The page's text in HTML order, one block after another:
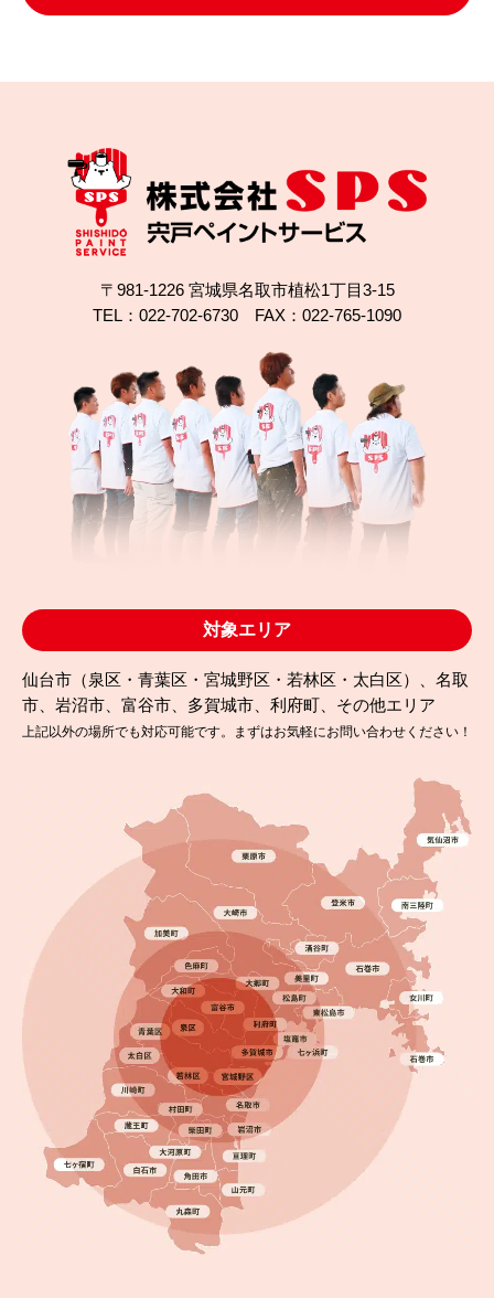
2025.10.04
ガルバリウム屋根は塗装できる？名取市植松の無機
塗装事例
完成日 2025.09.19
一条工務店の外壁塗装は必要？名取市で塗り替え工
事を行いました！
〒981-1226 宮城県名取市植松1丁目3-15
TEL：022-702-6730 FAX：022-765-1090
対象エリア
仙台市（泉区・青葉区・宮城野区・若林区・太白区）、名取
市、岩沼市、富谷市、多賀城市、利府町、その他エリア
上記以外の場所でも対応可能です。まずはお気軽にお問い合わせください！